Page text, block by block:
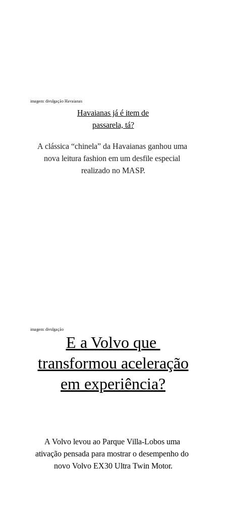
Havaianas já é item de
passarela, tá?
E a Volvo que
transformou aceleração
em experiência?
A clássica “chinela” da Havaianas ganhou uma
nova leitura fashion em um desfile especial
realizado no MASP.
A Volvo levou ao Parque Villa-Lobos uma
ativação pensada para mostrar o desempenho do
novo Volvo EX30 Ultra Twin Motor.
imagem: divulgação Havaianas
imagem: divulgação